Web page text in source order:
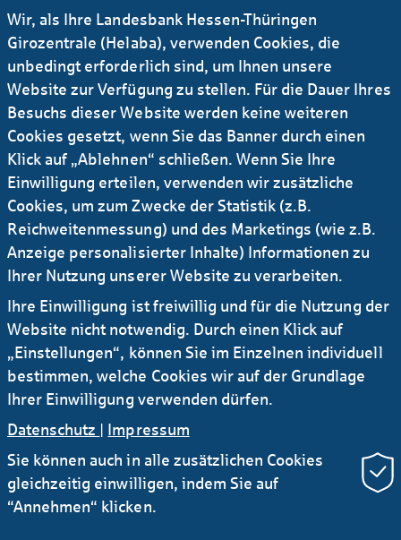
Ich stimme der Verwendung meiner Daten
gemäß Datenschutzerklärungzu.
Absenden
Wir, als Ihre Landesbank Hessen-Thüringen
Girozentrale (Helaba), verwenden Cookies, die
unbedingt erforderlich sind, um Ihnen unsere
Website zur Verfügung zu stellen. Für die Dauer Ihres
Besuchs dieser Website werden keine weiteren
Cookies gesetzt, wenn Sie das Banner durch einen
Klick auf „Ablehnen“ schließen. Wenn Sie Ihre
Einwilligung erteilen, verwenden wir zusätzliche
Cookies, um zum Zwecke der Statistik (z.B.
Reichweitenmessung) und des Marketings (wie z.B.
Anzeige personalisierter Inhalte) Informationen zu
Ihrer Nutzung unserer Website zu verarbeiten.
Ihre Einwilligung ist freiwillig und für die Nutzung der
Website nicht notwendig. Durch einen Klick auf
„Einstellungen“, können Sie im Einzelnen individuell
bestimmen, welche Cookies wir auf der Grundlage
Ihrer Einwilligung verwenden dürfen.
Datenschutz | Impressum
Sie können auch in alle zusätzlichen Cookies
gleichzeitig einwilligen, indem Sie auf
“Annehmen“ klicken.